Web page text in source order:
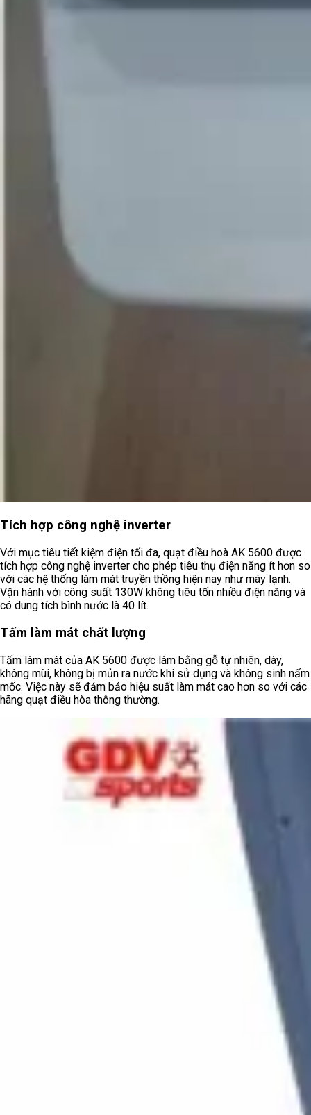
Tích hợp công nghệ inverter
Với mục tiêu tiết kiệm điện tối đa, quạt điều hoà AK 5600 được
tích hợp công nghệ inverter cho phép tiêu thụ điện năng ít hơn so
với các hệ thống làm mát truyền thồng hiện nay như máy lạnh.
Vận hành với công suất 130W không tiêu tốn nhiều điện năng và
có dung tích bình nước là 40 lít.
Tấm làm mát chất lượng
Tấm làm mát của AK 5600 được làm bằng gỗ tự nhiên, dày,
không mùi, không bị mủn ra nước khi sử dụng và không sinh nấm
mốc. Việc này sẽ đảm bảo hiệu suất làm mát cao hơn so với các
hãng quạt điều hòa thông thường.